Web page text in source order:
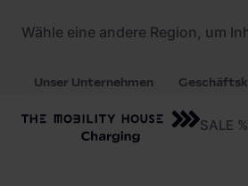
Startseite / Balkonkraftwerke